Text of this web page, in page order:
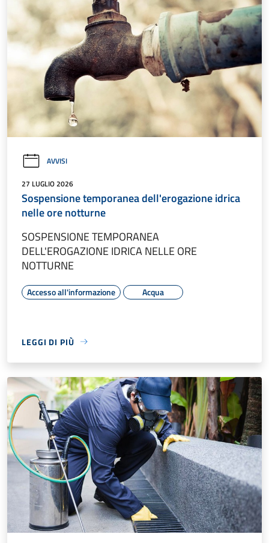
AVVISI
27 LUGLIO 2026
Sospensione temporanea dell'erogazione idrica
nelle ore notturne
SOSPENSIONE TEMPORANEA
DELL'EROGAZIONE IDRICA NELLE ORE
NOTTURNE
Accesso all'informazione Acqua
LEGGI DI PIÙ